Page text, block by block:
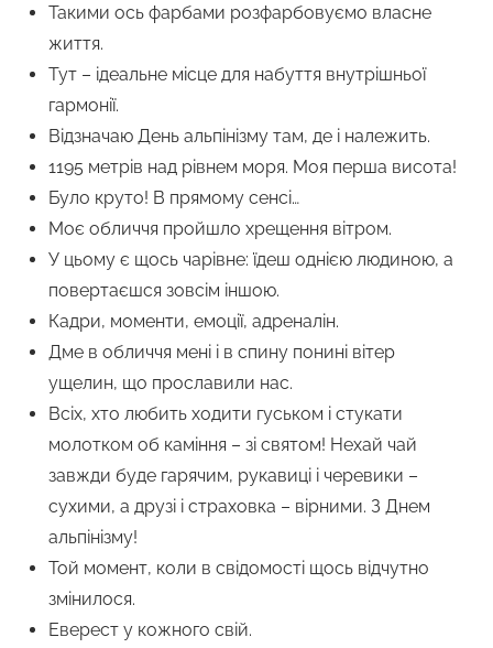
Такими ось фарбами розфарбовуємо власне
життя.
Тут – ідеальне місце для набуття внутрішньої
гармонії.
Відзначаю День альпінізму там, де і належить.
1195 метрів над рівнем моря. Моя перша висота!
Було круто! В прямому сенсі…
Моє обличчя пройшло хрещення вітром.
У цьому є щось чарівне: їдеш однією людиною, а
повертаєшся зовсім іншою.
Кадри, моменти, емоції, адреналін.
Дме в обличчя мені і в спину понині вітер
ущелин, що прославили нас.
Всіх, хто любить ходити гуськом і стукати
молотком об каміння – зі святом! Нехай чай
завжди буде гарячим, рукавиці і черевики –
сухими, а друзі і страховка – вірними. З Днем
альпінізму!
Той момент, коли в свідомості щось відчутно
змінилося.
Еверест у кожного свій.